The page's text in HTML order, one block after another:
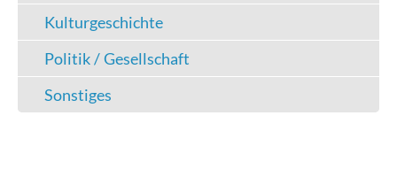
Kulturgeschichte
Politik / Gesellschaft
Sonstiges